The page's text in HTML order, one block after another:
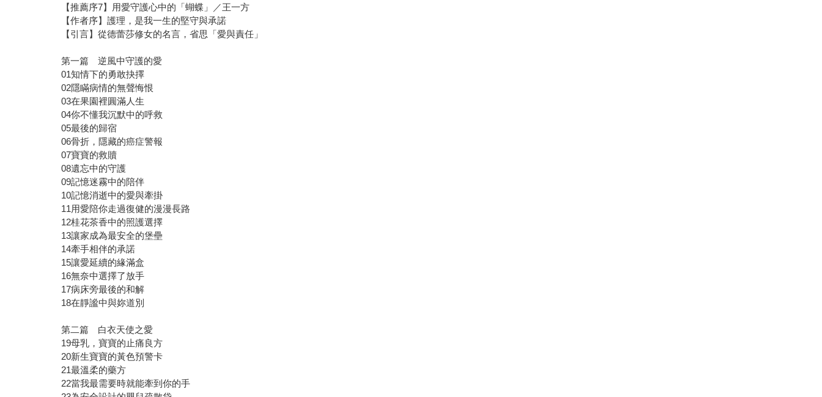
【推薦序7】用愛守護心中的「蝴蝶」／王一方
【作者序】護理，是我一生的堅守與承諾
【引言】從德蕾莎修女的名言，省思「愛與責任」
第一篇 逆風中守護的愛
01知情下的勇敢抉擇
02隱瞞病情的無聲悔恨
03在果園裡圓滿人生
04你不懂我沉默中的呼救
05最後的歸宿
06骨折，隱藏的癌症警報
07寶寶的救贖
08遺忘中的守護
09記憶迷霧中的陪伴
10記憶消逝中的愛與牽掛
11用愛陪你走過復健的漫漫長路
12桂花茶香中的照護選擇
13讓家成為最安全的堡壘
14牽手相伴的承諾
15讓愛延續的緣滿盒
16無奈中選擇了放手
17病床旁最後的和解
18在靜謐中與妳道別
第二篇 白衣天使之愛
19母乳，寶寶的止痛良方
20新生寶寶的黃色預警卡
21最溫柔的藥方
22當我最需要時就能牽到你的手